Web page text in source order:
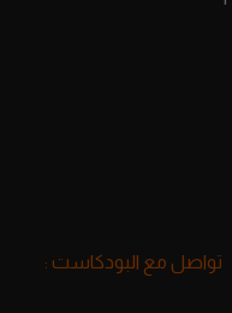
تواصل مع البودكاست :